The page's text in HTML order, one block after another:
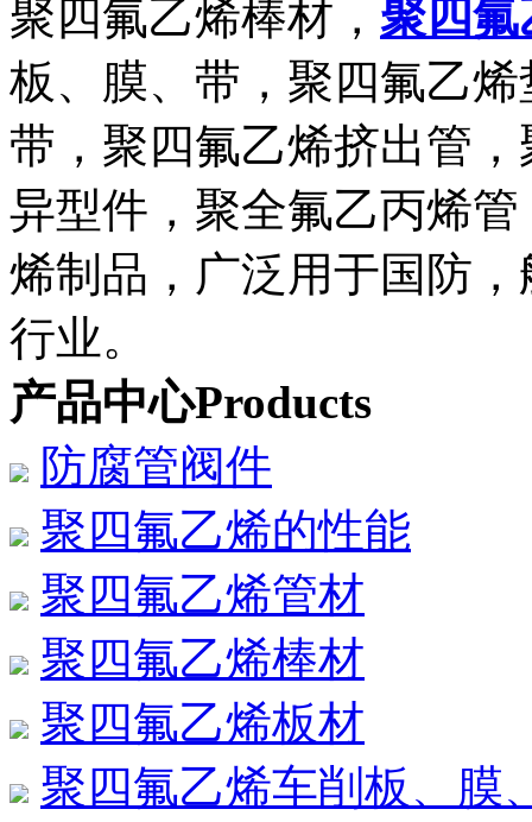
聚四氟乙烯棒材， 聚四氟
板、膜、带，聚四氟乙
带，聚四氟乙烯挤出管
异型件，聚全氟乙丙烯
烯制品，广泛用于国防
行业。
产品中心Products
防腐管阀件
聚四氟乙烯的性能
聚四氟乙烯管材
聚四氟乙烯棒材
聚四氟乙烯板材
聚四氟乙烯车削板、膜